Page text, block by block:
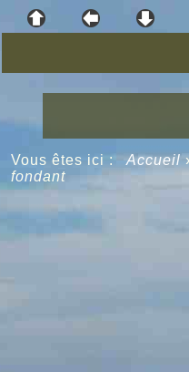
Vous êtes ici : Accueil
fondant